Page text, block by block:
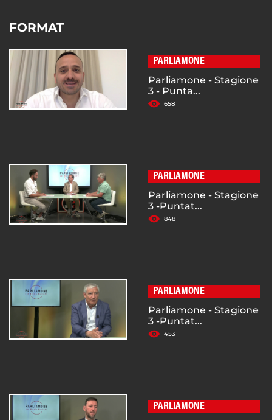
FORMAT
PARLIAMONE
Parliamone - Stagione
3 - Punta...
658
PARLIAMONE
Parliamone - Stagione
3 -Puntat...
848
PARLIAMONE
Parliamone - Stagione
3 -Puntat...
453
PARLIAMONE